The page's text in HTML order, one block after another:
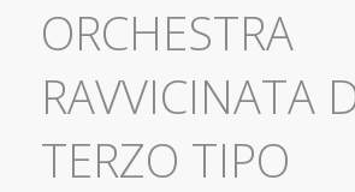
ORCHESTRA
RAVVICINATA
TERZO TIPO